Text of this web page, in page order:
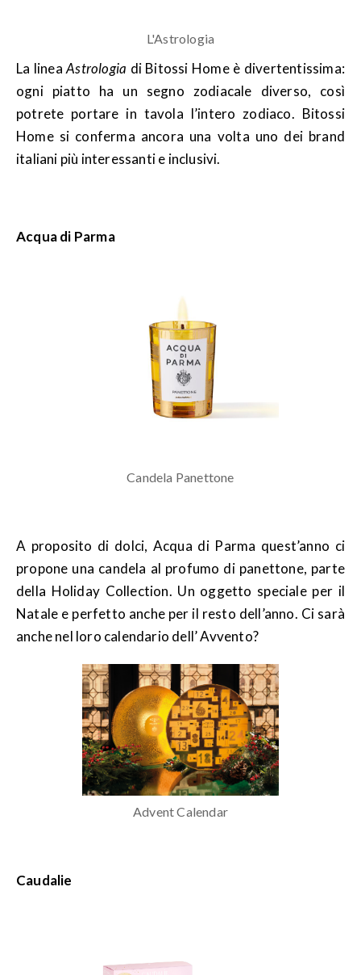
L'Astrologia
La lineaAstrologia di Bitossi Home è divertentissima:
ogni piatto ha un segno zodiacale diverso, così
potrete portare in tavola l’intero zodiaco. Bitossi
Home si conferma ancora una volta uno dei brand
italiani più interessanti e inclusivi.
Acqua di Parma
Candela Panettone
A proposito di dolci, Acqua di Parma quest’anno ci
propone una candela al profumo di panettone, parte
della Holiday Collection. Un oggetto speciale per il
Natale e perfetto anche per il resto dell’anno. Ci sarà
anche nel loro calendario dell’ Avvento?
Advent Calendar
Caudalie